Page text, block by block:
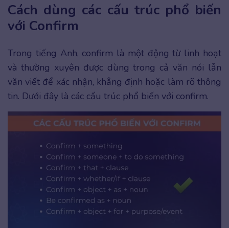
Cách dùng các cấu trúc phổ biến
với Confirm
Trong tiếng Anh, confirm là một động từ linh hoạt
và thường xuyên được dùng trong cả văn nói lẫn
văn viết để xác nhận, khẳng định hoặc làm rõ thông
tin. Dưới đây là các cấu trúc phổ biến với confirm.